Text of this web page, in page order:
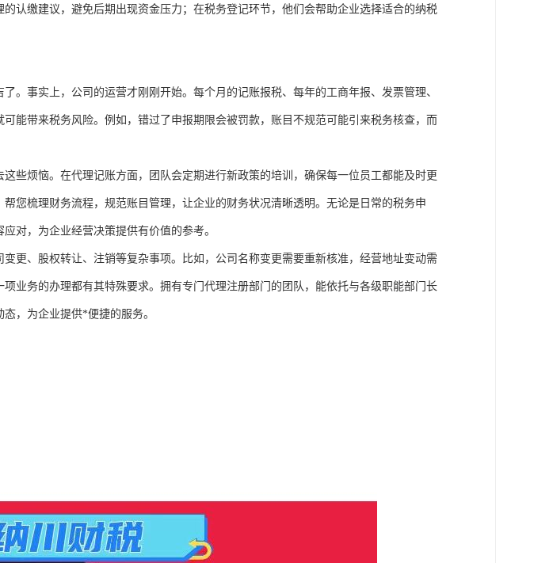
认缴建议，避免后期出现资金压力；在税务登记环节，他们会帮助企业选择适合的纳税
。事实上，公司的运营才刚刚开始。每个月的记账报税、每年的工商年报、发票管理、
能带来税务风险。例如，错过了申报期限会被罚款，账目不规范可能引来税务核查，而
些烦恼。在代理记账方面，团队会定期进行新政策的培训，确保每一位员工都能及时更
您梳理财务流程，规范账目管理，让企业的财务状况清晰透明。无论是日常的税务申
对，为企业经营决策提供有价值的参考。
更、股权转让、注销等复杂事项。比如，公司名称变更需要重新核准，经营地址变动需
业务的办理都有其特殊要求。拥有专门代理注册部门的团队，能依托与各级职能部门长
，为企业提供*便捷的服务。